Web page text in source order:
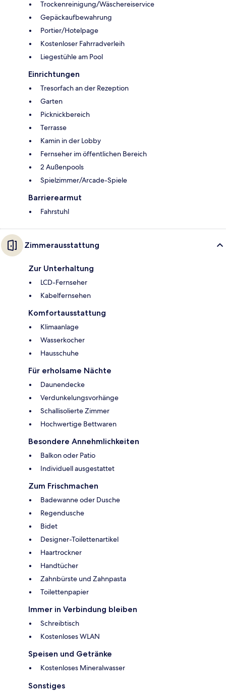
Trockenreinigung/Wäschereiservice
Gepäckaufbewahrung
Portier/Hotelpage
Kostenloser Fahrradverleih
Liegestühle am Pool
Einrichtungen
Tresorfach an der Rezeption
Garten
Picknickbereich
Terrasse
Kamin in der Lobby
Fernseher im öffentlichen Bereich
2 Außenpools
Spielzimmer/Arcade-Spiele
Barrierearmut
Fahrstuhl
Zimmerausstattung
Zur Unterhaltung
LCD-Fernseher
Kabelfernsehen
Komfortausstattung
Klimaanlage
Wasserkocher
Hausschuhe
Für erholsame Nächte
Daunendecke
Verdunkelungsvorhänge
Schallisolierte Zimmer
Hochwertige Bettwaren
Besondere Annehmlichkeiten
Balkon oder Patio
Individuell ausgestattet
Zum Frischmachen
Badewanne oder Dusche
Regendusche
Bidet
Designer-Toilettenartikel
Haartrockner
Handtücher
Zahnbürste und Zahnpasta
Toilettenpapier
Immer in Verbindung bleiben
Schreibtisch
Kostenloses WLAN
Speisen und Getränke
Kostenloses Mineralwasser
Sonstiges